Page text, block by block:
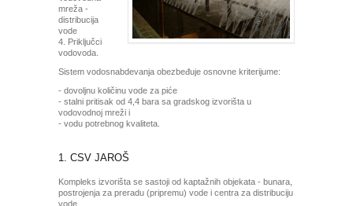
mreža -
distribucija
vode
4. Priključci
vodovoda.
Sistem vodosnabdevanja obezbeđuje osnovne kriterijume:
- dovoljnu količinu vode za piće
- stalni pritisak od 4,4 bara sa gradskog izvorišta u
vodovodnoj mreži i
- vodu potrebnog kvaliteta.
1. CSV JAROŠ
Kompleks izvorišta se sastoji od kaptažnih objekata - bunara,
postrojenja za preradu (pripremu) vode i centra za distribuciju
vode.